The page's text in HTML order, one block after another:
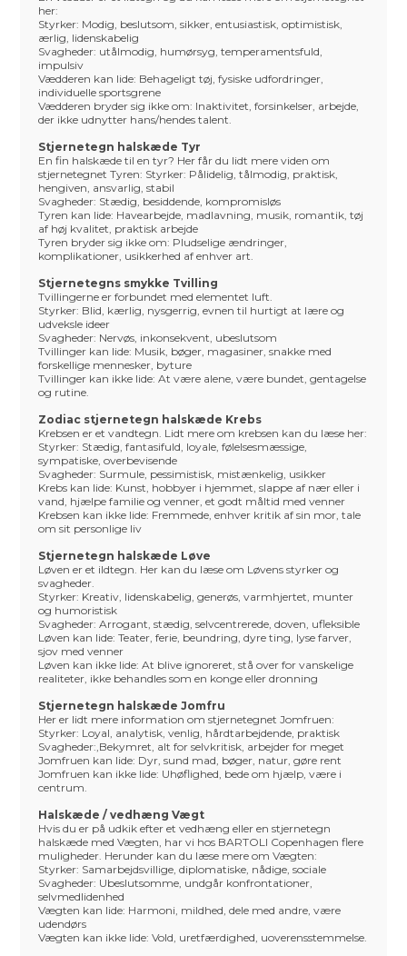
her:
Styrker: Modig, beslutsom, sikker, entusiastisk, optimistisk,
ærlig, lidenskabelig
Svagheder: utålmodig, humørsyg, temperamentsfuld,
impulsiv
Vædderen kan lide: Behageligt tøj, fysiske udfordringer,
individuelle sportsgrene
Vædderen bryder sig ikke om: Inaktivitet, forsinkelser, arbejde,
der ikke udnytter hans/hendes talent.
Stjernetegn halskæde Tyr
En fin halskæde til en tyr? Her får du lidt mere viden om
stjernetegnet Tyren: Styrker: Pålidelig, tålmodig, praktisk,
hengiven, ansvarlig, stabil
Svagheder: Stædig, besiddende, kompromisløs
Tyren kan lide: Havearbejde, madlavning, musik, romantik, tøj
af høj kvalitet, praktisk arbejde
Tyren bryder sig ikke om: Pludselige ændringer,
komplikationer, usikkerhed af enhver art.
Stjernetegns smykke Tvilling
Tvillingerne er forbundet med elementet luft.
Styrker: Blid, kærlig, nysgerrig, evnen til hurtigt at lære og
udveksle ideer
Svagheder: Nervøs, inkonsekvent, ubeslutsom
Tvillinger kan lide: Musik, bøger, magasiner, snakke med
forskellige mennesker, byture
Tvillinger kan ikke lide: At være alene, være bundet, gentagelse
og rutine.
Zodiac stjernetegn halskæde Krebs
Krebsen er et vandtegn. Lidt mere om krebsen kan du læse her:
Styrker: Stædig, fantasifuld, loyale, følelsesmæssige,
sympatiske, overbevisende
Svagheder: Surmule, pessimistisk, mistænkelig, usikker
Krebs kan lide: Kunst, hobbyer i hjemmet, slappe af nær eller i
vand, hjælpe familie og venner, et godt måltid med venner
Krebsen kan ikke lide: Fremmede, enhver kritik af sin mor, tale
om sit personlige liv
Stjernetegn halskæde Løve
Løven er et ildtegn. Her kan du læse om Løvens styrker og
svagheder.
Styrker: Kreativ, lidenskabelig, generøs, varmhjertet, munter
og humoristisk
Svagheder: Arrogant, stædig, selvcentrerede, doven, ufleksible
Løven kan lide: Teater, ferie, beundring, dyre ting, lyse farver,
sjov med venner
Løven kan ikke lide: At blive ignoreret, stå over for vanskelige
realiteter, ikke behandles som en konge eller dronning
Stjernetegn halskæde Jomfru
Her er lidt mere information om stjernetegnet Jomfruen:
Styrker: Loyal, analytisk, venlig, hårdtarbejdende, praktisk
Svagheder:,Bekymret, alt for selvkritisk, arbejder for meget
Jomfruen kan lide: Dyr, sund mad, bøger, natur, gøre rent
Jomfruen kan ikke lide: Uhøflighed, bede om hjælp, være i
centrum.
Halskæde / vedhæng Vægt
Hvis du er på udkik efter et vedhæng eller en stjernetegn
halskæde med Vægten, har vi hos BARTOLI Copenhagen flere
muligheder. Herunder kan du læse mere om Vægten:
Styrker: Samarbejdsvillige, diplomatiske, nådige, sociale
Svagheder: Ubeslutsomme, undgår konfrontationer,
selvmedlidenhed
Vægten kan lide: Harmoni, mildhed, dele med andre, være
udendørs
Vægten kan ikke lide: Vold, uretfærdighed, uoverensstemmelse.